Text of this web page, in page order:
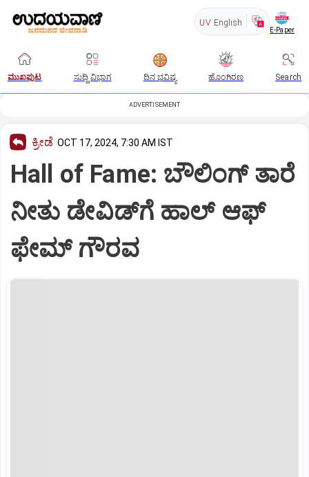
UV English
E-Paper
ಮುಖಪುಟ ಸುದ್ದಿ ವಿಭಾಗ ದಿನ ಭವಿಷ್ಯ ಹೊಂಗಿರಣ Search
ADVERTISEMENT
ಕ್ರೀಡೆ OCT 17, 2024, 7:30 AM IST
Hall of Fame: ಬೌಲಿಂಗ್‌ ತಾರೆ
ನೀತು ಡೇವಿಡ್‌ಗೆ ಹಾಲ್‌ ಆಫ್
ಫೇಮ್‌ ಗೌರವ